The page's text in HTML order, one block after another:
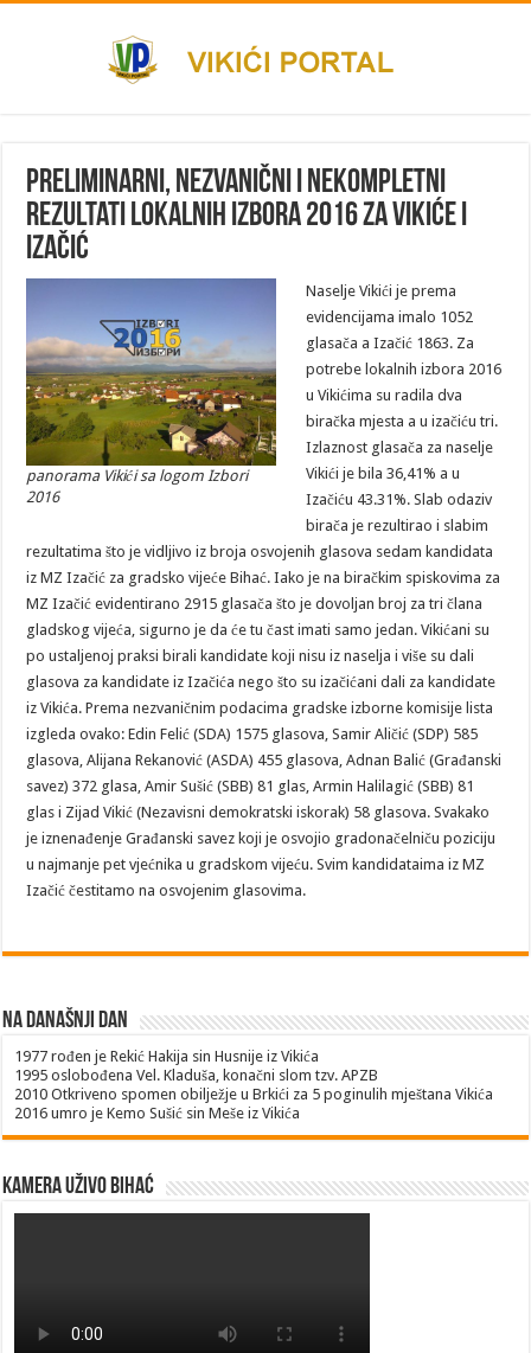
Preliminarni, nezvanični i nekompletni
rezultati lokalnih izbora 2016 za Vikiće i
Izačić
panorama Vikići sa logom Izbori
2016
Naselje Vikići je prema
evidencijama imalo 1052
glasača a Izačić 1863. Za
potrebe lokalnih izbora 2016
u Vikićima su radila dva
biračka mjesta a u izačiću tri.
Izlaznost glasača za naselje
Vikići je bila 36,41% a u
Izačiću 43.31%. Slab odaziv
birača je rezultirao i slabim
rezultatima što je vidljivo iz broja osvojenih glasova sedam kandidata
iz MZ Izačić za gradsko vijeće Bihać. Iako je na biračkim spiskovima za
MZ Izačić evidentirano 2915 glasača što je dovoljan broj za tri člana
gladskog vijeća, sigurno je da će tu čast imati samo jedan. Vikićani su
po ustaljenoj praksi birali kandidate koji nisu iz naselja i više su dali
glasova za kandidate iz Izačića nego što su izačićani dali za kandidate
iz Vikića. Prema nezvaničnim podacima gradske izborne komisije lista
izgleda ovako: Edin Felić (SDA) 1575 glasova, Samir Aličić (SDP) 585
glasova, Alijana Rekanović (ASDA) 455 glasova, Adnan Balić (Građanski
savez) 372 glasa, Amir Sušić (SBB) 81 glas, Armin Halilagić (SBB) 81
glas i Zijad Vikić (Nezavisni demokratski iskorak) 58 glasova. Svakako
je iznenađenje Građanski savez koji je osvojio gradonačelniču poziciju
u najmanje pet vjećnika u gradskom vijeću. Svim kandidataima iz MZ
Izačić čestitamo na osvojenim glasovima.
Na današnji dan
1977 rođen je Rekić Hakija sin Husnije iz Vikića
1995 oslobođena Vel. Kladuša, konačni slom tzv. APZB
2010 Otkriveno spomen obilježje u Brkići za 5 poginulih mještana Vikića
2016 umro je Kemo Sušić sin Meše iz Vikića
Kamera uživo Bihać